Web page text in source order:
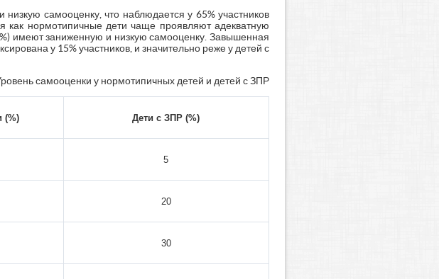
самооценку, что наблюдается у 65% участников
как нормотипичные дети чаще проявляют адекватную
имеют заниженную и низкую самооценку. Завышенная
у 15% участников, и значительно реже у детей с
самооценки у нормотипичных детей и детей с ЗПР
(%) Дети с ЗПР (%)
5
20
30